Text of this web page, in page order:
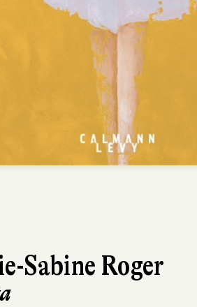
Sabine Roger